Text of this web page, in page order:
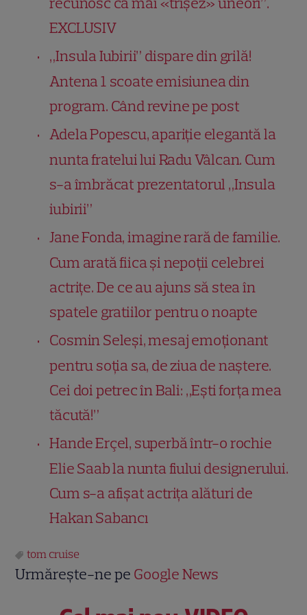
EXCLUSIV
„Insula Iubirii” dispare din grilă!
Antena 1 scoate emisiunea din
program. Când revine pe post
Adela Popescu, apariție elegantă la
nunta fratelui lui Radu Vâlcan. Cum
s-a îmbrăcat prezentatorul „Insula
iubirii”
Jane Fonda, imagine rară de familie.
Cum arată fiica și nepoții celebrei
actrițe. De ce au ajuns să stea în
spatele gratiilor pentru o noapte
Cosmin Seleși, mesaj emoționant
pentru soția sa, de ziua de naștere.
Cei doi petrec în Bali: „Ești forța mea
tăcută!”
Hande Erçel, superbă într-o rochie
Elie Saab la nunta fiului designerului.
Cum s-a afișat actrița alături de
Hakan Sabancı
tom cruise
Urmărește-ne pe Google News